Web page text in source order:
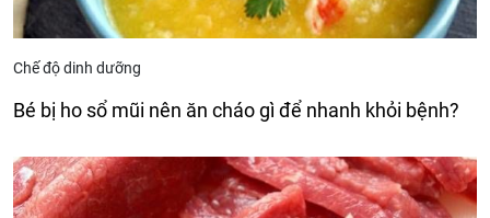
Chế độ dinh dưỡng
Bé bị ho sổ mũi nên ăn cháo gì để nhanh khỏi bệnh?